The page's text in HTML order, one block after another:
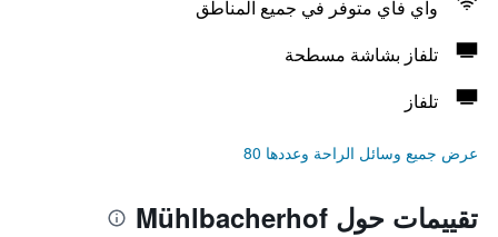
واي فاي متوفر في جميع المناطق
تلفاز بشاشة مسطحة
تلفاز
عرض جميع وسائل الراحة وعددها 80
تقييمات حول Mühlbacherhof